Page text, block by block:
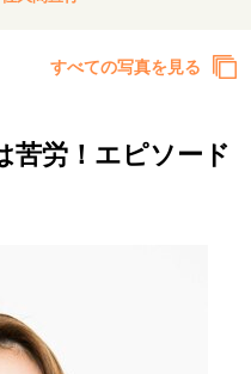
すべての写真を見る
苦労！エピソード